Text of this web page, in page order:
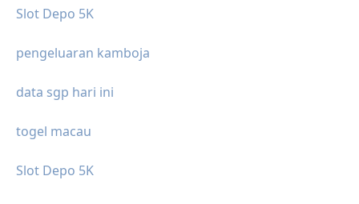
Slot Depo 5K
pengeluaran kamboja
data sgp hari ini
togel macau
Slot Depo 5K